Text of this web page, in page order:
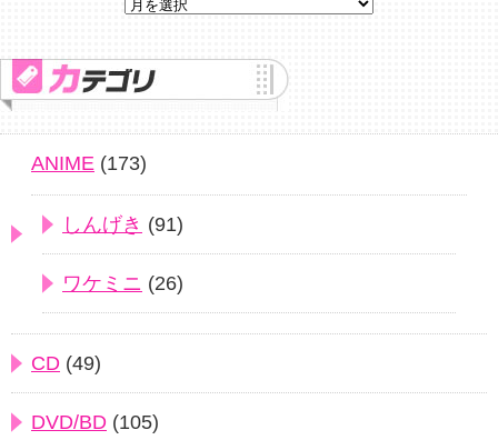
ANIME (173)
しんげき (91)
ワケミニ (26)
CD (49)
DVD/BD (105)